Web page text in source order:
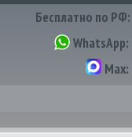
Бесплатно по РФ:
WhatsApp:
Max: